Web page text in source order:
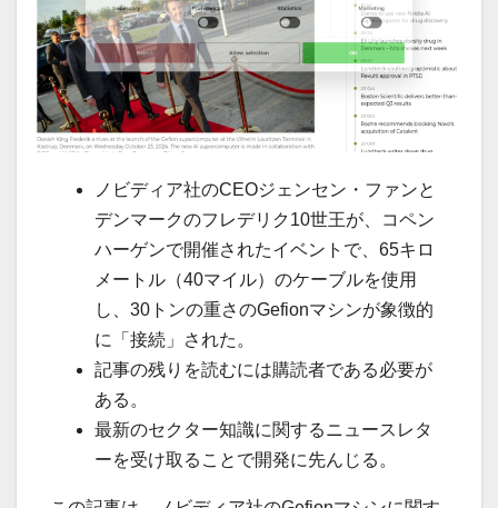
ノビディア社のCEOジェンセン・ファンと
デンマークのフレデリク10世王が、コペン
ハーゲンで開催されたイベントで、65キロ
メートル（40マイル）のケーブルを使用
し、30トンの重さのGefionマシンが象徴的
に「接続」された。
記事の残りを読むには購読者である必要が
ある。
最新のセクター知識に関するニュースレタ
ーを受け取ることで開発に先んじる。